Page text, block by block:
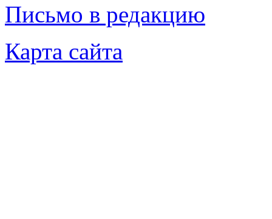
Письмо в редакцию
Карта сайта